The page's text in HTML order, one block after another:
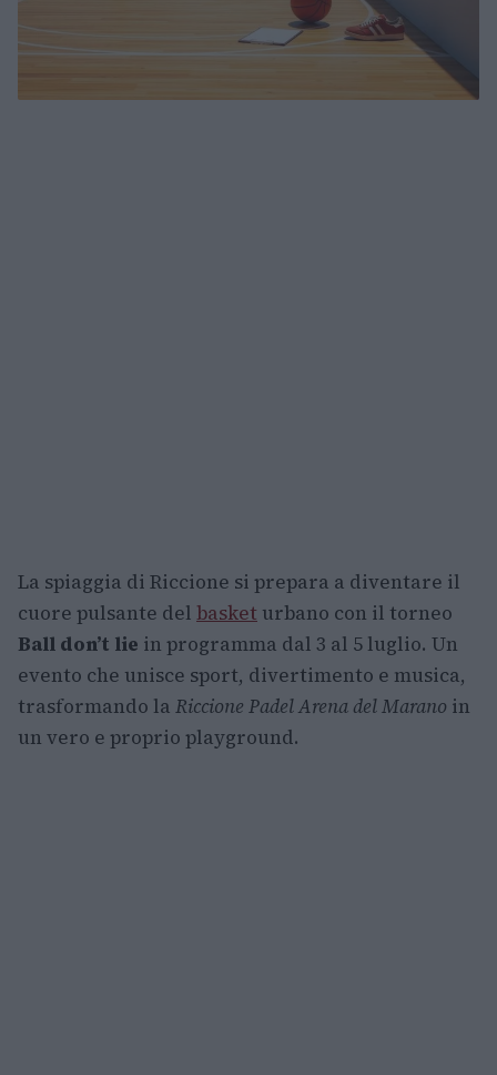
La spiaggia di Riccione si prepara a diventare il
cuore pulsante del basket urbano con il torneo
Ball don’t lie in programma dal 3 al 5 luglio. Un
evento che unisce sport, divertimento e musica,
trasformando la Riccione Padel Arena del Marano in
un vero e proprio playground.